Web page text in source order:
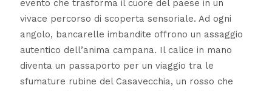
evento che trasforma il cuore del paese in un
vivace percorso di scoperta sensoriale. Ad ogni
angolo, bancarelle imbandite offrono un assaggio
autentico dell’anima campana. Il calice in mano
diventa un passaporto per un viaggio tra le
sfumature rubine del Casavecchia, un rosso che